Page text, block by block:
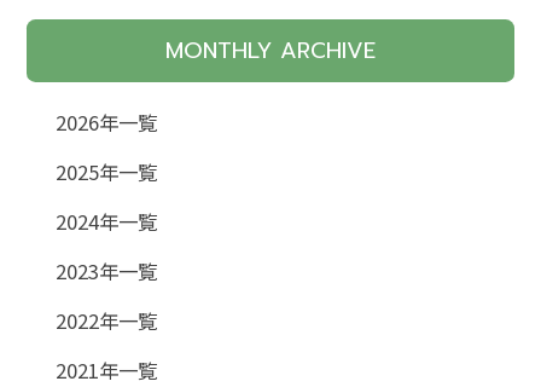
MONTHLY ARCHIVE
2026年一覧
2025年一覧
2024年一覧
2023年一覧
2022年一覧
2021年一覧